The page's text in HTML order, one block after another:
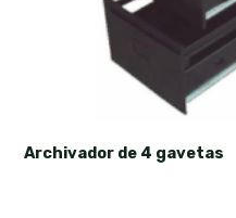
Archivador de 4 gavetas